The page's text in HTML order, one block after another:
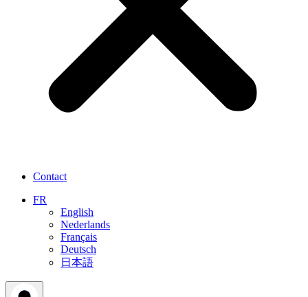
Contact
FR
English
Nederlands
Français
Deutsch
日本語